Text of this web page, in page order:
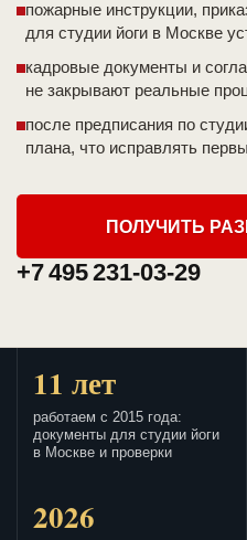
пожарные инструкции,
для студии йоги в Москве
кадровые документы и
не закрывают реальные
после предписания по
плана, что исправлять
ПОЛУЧИТЬ
+7 495 231-03-29
11 лет
работаем с 2015 года:
документы для студии йоги
в Москве и проверки
2026